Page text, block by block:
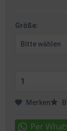
Größe:
Merken